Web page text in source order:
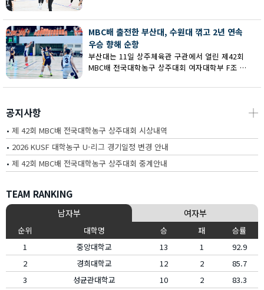
MBC배 출전한 부산대, 수원대 꺾고 2년 연속
우승 향해 순항
부산대는 11일 상주체육관 구관에서 열린 제42회
MBC배 전국대학농구 상주대회 여자대학부 F조 예
공지사항 ┼
• 제 42회 MBC배 전국대학농구 상주대회 시상내역
• 2026 KUSF 대학농구 U-리그 경기일정 변경 안내
• 제 42회 MBC배 전국대학농구 상주대회 중계안내
TEAM RANKING
남자부 여자부
순위 대학명 승 패
승률
1
중앙대학교 13 1
92.9
2
경희대학교 12 2
85.7
3
성균관대학교 10 2
83.3